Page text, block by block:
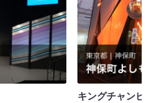
キングチャンピ